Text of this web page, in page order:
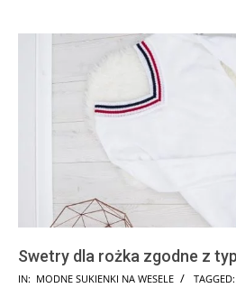
Swetry dla rożka zgodne z
2024-
IN: MODNE SUKIENKI NA WESELE TAGGED: